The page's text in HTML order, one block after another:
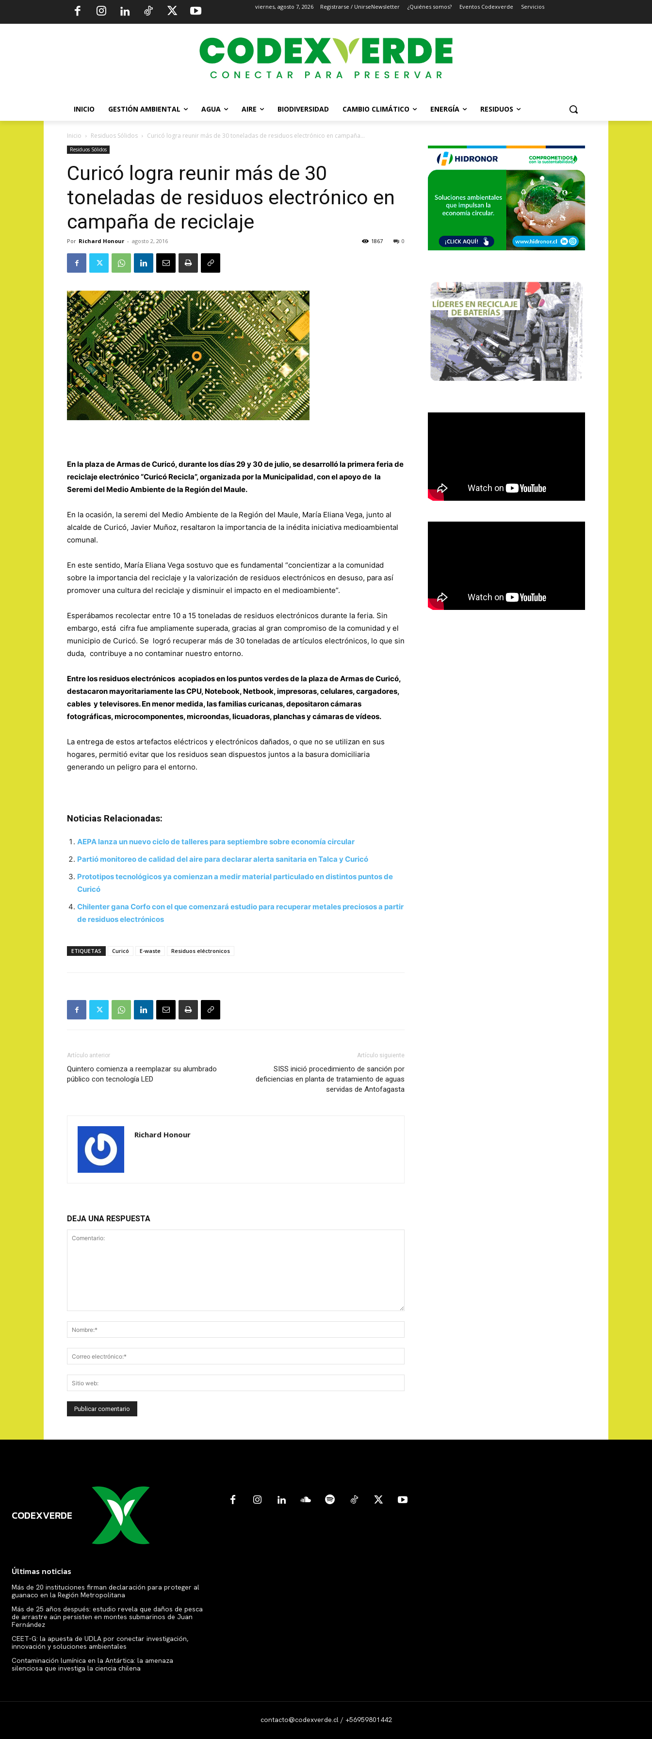
viernes, agosto 7, 2026 Registrarse / UnirseNewsletter ¿Quiénes somos? Eventos Codexverde Servicios
INICIO GESTIÓN AMBIENTAL AGUA AIRE BIODIVERSIDAD CAMBIO CLIMÁTICO ENERGÍA RESIDUOS
Inicio Residuos Sólidos Curicó logra reunir más de 30 toneladas de residuos electrónico en campaña...
Residuos Sólidos
Curicó logra reunir más de 30
toneladas de residuos electrónico en
campaña de reciclaje
Por Richard Honour - agosto 2, 2016 0
1867
En la plaza de Armas de Curicó, durante los días 29 y 30 de julio, se desarrolló la primera feria de
reciclaje electrónico “Curicó Recicla”, organizada por la Municipalidad, con el apoyo de la
Seremi del Medio Ambiente de la Región del Maule.
En la ocasión, la seremi del Medio Ambiente de la Región del Maule, María Eliana Vega, junto al
alcalde de Curicó, Javier Muñoz, resaltaron la importancia de la inédita iniciativa medioambiental
comunal.
En este sentido, María Eliana Vega sostuvo que es fundamental “concientizar a la comunidad
sobre la importancia del reciclaje y la valorización de residuos electrónicos en desuso, para así
promover una cultura del reciclaje y disminuir el impacto en el medioambiente”.
Esperábamos recolectar entre 10 a 15 toneladas de residuos electrónicos durante la feria. Sin
embargo, está cifra fue ampliamente superada, gracias al gran compromiso de la comunidad y el
municipio de Curicó. Se logró recuperar más de 30 toneladas de artículos electrónicos, lo que sin
duda, contribuye a no contaminar nuestro entorno.
Entre los residuos electrónicos acopiados en los puntos verdes de la plaza de Armas de Curicó,
destacaron mayoritariamente las CPU, Notebook, Netbook, impresoras, celulares, cargadores,
cables y televisores. En menor medida, las familias curicanas, depositaron cámaras
fotográficas, microcomponentes, microondas, licuadoras, planchas y cámaras de vídeos.
La entrega de estos artefactos eléctricos y electrónicos dañados, o que no se utilizan en sus
hogares, permitió evitar que los residuos sean dispuestos juntos a la basura domiciliaria
generando un peligro para el entorno.
Noticias Relacionadas:
AEPA lanza un nuevo ciclo de talleres para septiembre sobre economía circular
Partió monitoreo de calidad del aire para declarar alerta sanitaria en Talca y Curicó
Prototipos tecnológicos ya comienzan a medir material particulado en distintos puntos de
Curicó
Chilenter gana Corfo con el que comenzará estudio para recuperar metales preciosos a partir
de residuos electrónicos
ETIQUETAS Curicó E-waste Residuos eléctronicos
Artículo anterior
Quintero comienza a reemplazar su alumbrado
público con tecnología LED
Artículo siguiente
SISS inició procedimiento de sanción por
deficiencias en planta de tratamiento de aguas
servidas de Antofagasta
Richard Honour
DEJA UNA RESPUESTA
CODEXVERDE
Últimas noticias
Más de 20 instituciones firman declaración para proteger al
guanaco en la Región Metropolitana
Más de 25 años después: estudio revela que daños de pesca
de arrastre aún persisten en montes submarinos de Juan
Fernández
CEET-G: la apuesta de UDLA por conectar investigación,
innovación y soluciones ambientales
Contaminación lumínica en la Antártica: la amenaza
silenciosa que investiga la ciencia chilena
contacto@codexverde.cl / +56959801442